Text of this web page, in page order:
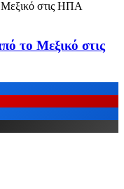
το Μεξικό στις